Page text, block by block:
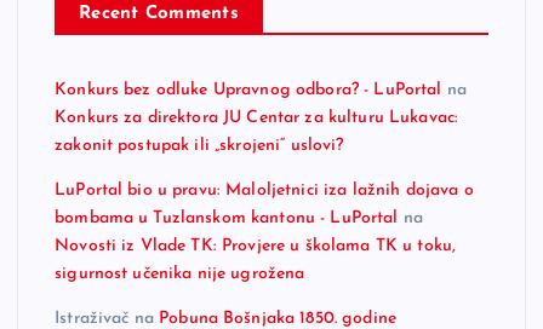
Recent Comments
Konkurs bez odluke Upravnog odbora? - LuPortal
na
Konkurs za direktora JU Centar za kulturu Lukavac:
zakonit postupak ili „skrojeni“ uslovi?
LuPortal bio u pravu: Maloljetnici iza lažnih dojava o
bombama u Tuzlanskom kantonu - LuPortal
na
Novosti iz Vlade TK: Provjere u školama TK u toku,
sigurnost učenika nije ugrožena
Istraživač na Pobuna Bošnjaka 1850. godine